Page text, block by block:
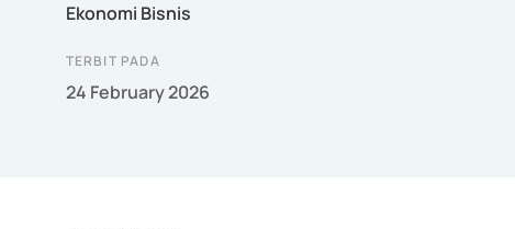
Ekonomi Bisnis
TERBIT PADA
24 February 2026